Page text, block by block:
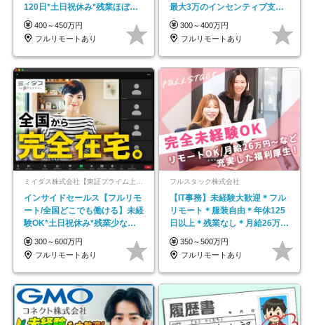
120日*土日祝休み*残業ほぼな
し*育児中社員8割以上
400～450万円
フルリモートあり
最大3万のインセンティブ支給/
平均年齢33歳
300～400万円
フルリモートあり
ミイダス株式会社【東証プライム上場パーソルグループ】
インサイドセールス【フルリモ
ート/全国どこでも働ける】未経
験OK*土日祝休み*残業少なめ*
在宅勤務手当あり
300～600万円
フルリモートあり
フルスタック株式会社
【IT事務】未経験大歓迎＊フル
リモート＊服装自由＊年休125
日以上＊残業なし＊月給26万円
以上
350～500万円
フルリモートあり